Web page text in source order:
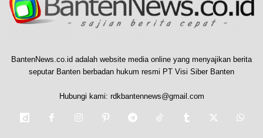
BantenNews.co.id adalah website media online yang menyajikan berita
seputar Banten berbadan hukum resmi PT Visi Siber Banten
Hubungi kami: rdkbantennews@gmail.com